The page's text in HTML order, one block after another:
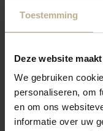
Toestemming
Deze website
We gebruiken
personaliseren, om
en om ons
informatie over uw
lun. 31
2 nuits